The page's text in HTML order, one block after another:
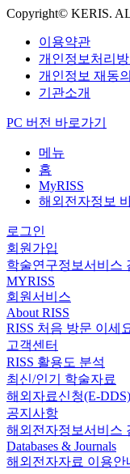
Copyright© KERIS.
이용약관
개인정보처리
개인정보 재동의
기관소개
PC 버전 바로가기
메뉴
홈
MyRISS
해외전자정보
로그인
회원가입
학술연구정보서비스
MYRISS
회원서비스
About RISS
RISS 처음 방문 이세
고객센터
RISS 활용도 분석
최신/인기 학술자료
해외자료신청(E-DDS)
공지사항
해외전자정보서비스
Databases & Journals
해외전자자료 이용안